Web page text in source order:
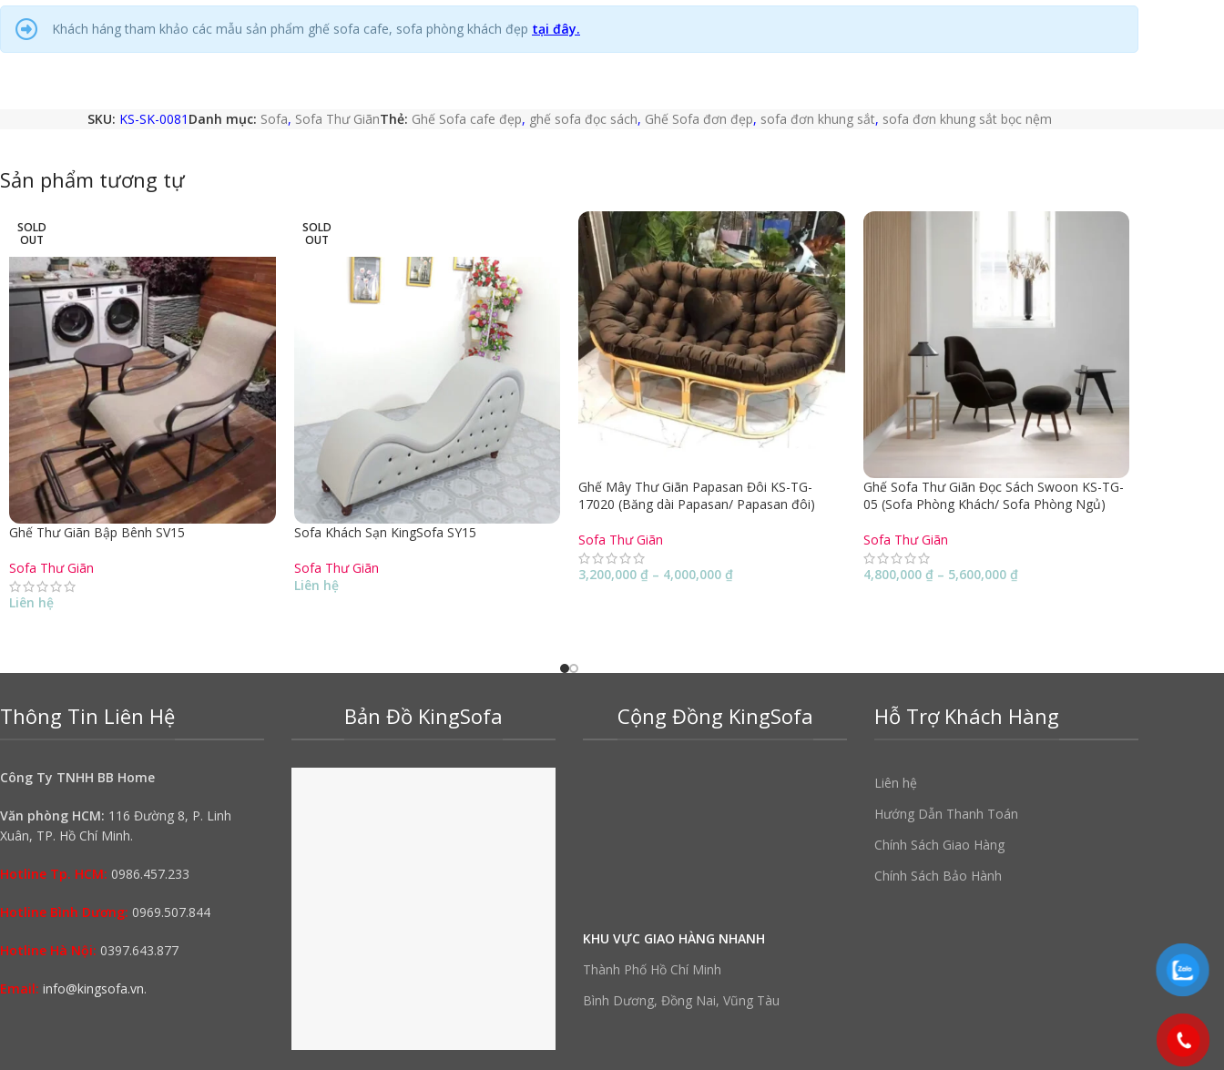
Khách háng tham khảo các mẫu sản phẩm ghế sofa cafe, sofa phòng khách đẹp tại đây.
SKU: KS-SK-0081 Danh mục: Sofa, Sofa Thư GiãnThẻ: Ghế Sofa cafe đẹp, ghế sofa đọc sách, Ghế Sofa đơn đẹp, sofa đơn khung sắt, sofa đơn khung sắt bọc nệm
Sản phẩm tương tự
SOLD
OUT
Ghế Thư Giãn Bập Bênh SV15
Sofa Thư Giãn
Liên hệ
SOLD
OUT
Sofa Khách Sạn KingSofa SY15
Sofa Thư Giãn
Liên hệ
Ghế Mây Thư Giãn Papasan Đôi KS-TG-
17020 (Băng dài Papasan/ Papasan đôi)
Sofa Thư Giãn
3,200,000 ₫ – 4,000,000 ₫
Ghế Sofa Thư Giãn Đọc Sách Swoon KS-TG-
05 (Sofa Phòng Khách/ Sofa Phòng Ngủ)
Sofa Thư Giãn
4,800,000 ₫ – 5,600,000 ₫
Thông Tin Liên Hệ
Công Ty TNHH BB Home
Văn phòng HCM: 116 Đường 8, P. Linh
Xuân, TP. Hồ Chí Minh.
Hotline Tp. HCM: 0986.457.233
Hotline Bình Dương: 0969.507.844
Hotline Hà Nội: 0397.643.877
Email: info@kingsofa.vn.
Bản Đồ KingSofa Cộng Đồng KingSofa
KHU VỰC GIAO HÀNG NHANH
Thành Phố Hồ Chí Minh
Bình Dương, Đồng Nai, Vũng Tàu
Hỗ Trợ Khách Hàng
Liên hệ
Hướng Dẫn Thanh Toán
Chính Sách Giao Hàng
Chính Sách Bảo Hành